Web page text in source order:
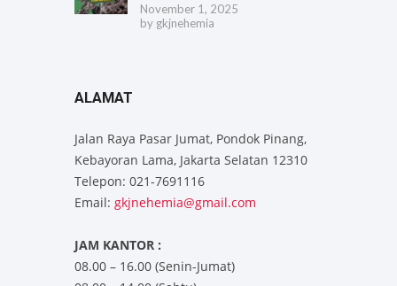
November 1, 2025
by gkjnehemia
ALAMAT
Jalan Raya Pasar Jumat, Pondok Pinang,
Kebayoran Lama, Jakarta Selatan 12310
Telepon: 021-7691116
Email: gkjnehemia@gmail.com
JAM KANTOR :
08.00 – 16.00 (Senin-Jumat)